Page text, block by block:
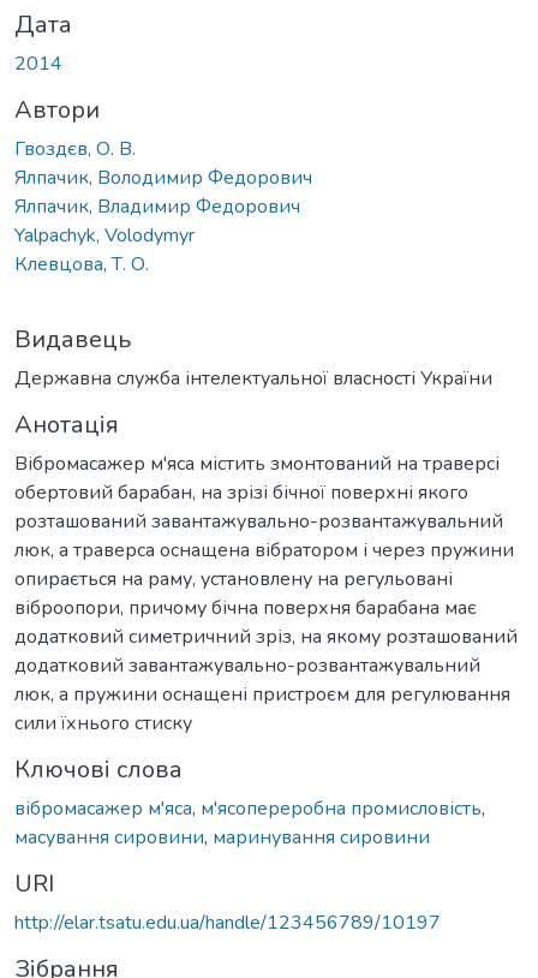
Дата
2014
Автори
Гвоздєв, О. В.
Ялпачик, Володимир Федорович
Ялпачик, Владимир Федорович
Yalpachyk, Volodymyr
Клевцова, Т. О.
Видавець
Державна служба інтелектуальної власності України
Анотація
Вібромасажер м'яса містить змонтований на траверсі
обертовий барабан, на зрізі бічної поверхні якого
розташований завантажувально-розвантажувальний
люк, а траверса оснащена вібратором і через пружини
опирається на раму, установлену на регульовані
віброопори, причому бічна поверхня барабана має
додатковий симетричний зріз, на якому розташований
додатковий завантажувально-розвантажувальний
люк, а пружини оснащені пристроєм для регулювання
сили їхнього стиску
Ключові слова
вібромасажер м'яса, м'ясопереробна промисловість,
масування сировини, маринування сировини
URI
http://elar.tsatu.edu.ua/handle/123456789/10197
Зібрання